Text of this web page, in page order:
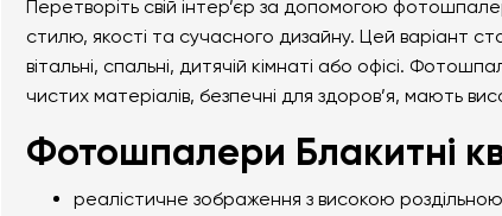
Перетворіть свій інтер’єр за допомогою
стилю, якості та сучасного дизайну. Цей варіант
вітальні, спальні, дитячій кімнаті або офісі.
чистих матеріалів, безпечні для здоров’я, мають
Фотошпалери Блакитні
реалістичне зображення з високою